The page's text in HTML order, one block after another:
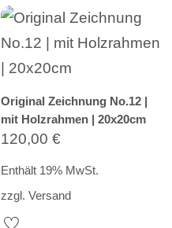
Original Zeichnung No.12 |
mit Holzrahmen | 20x20cm
120,00 €
Enthält 19% MwSt.
zzgl. Versand